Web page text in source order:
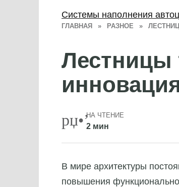
ГЛАВНАЯ » РАЗНОЕ »
НА ЧТЕНИЕ
2 мин
В мире архитектуры
повышения
Системы наполнения